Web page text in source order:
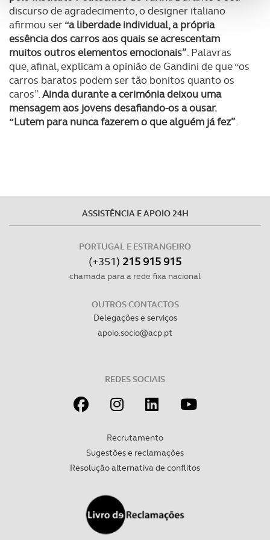
analisar dados de navegação no nosso website.
Adicionalmente partilhamos informação, relativa à sua
utilização do nosso site de publicidade e de análise, com
parceiros e organizações na UE e em países terceiros.
O ACP garantirá que as transferências internacionais de
dados pessoais serão realizadas apenas com o seu
consentimento e quando tal se afigure estritamente
disponibilizados.
Consulte a política de cookies do site.
discurso de agradecimento, o designer italiano
afirmou ser“a liberdade individual, a própria
essência dos carros aos quais se acrescentam
muitos outros elementos emocionais”. Palavras
que, afinal, explicam a opinião de Gandini de que “os
carros baratos podem ser tão bonitos quanto os
caros”.Ainda durante a cerimónia deixou uma
mensagem aos jovens desafiando-os a ousar.
“Lutem para nunca fazerem o que alguém já fez”.
ASSISTÊNCIA E APOIO 24H
PORTUGAL E ESTRANGEIRO
(+351) 215 915 915
chamada para a rede fixa nacional
OUTROS CONTACTOS
Delegações e serviços
apoio.socio@acp.pt
REDES SOCIAIS
Recrutamento
Sugestões e reclamações
Resolução alternativa de conflitos